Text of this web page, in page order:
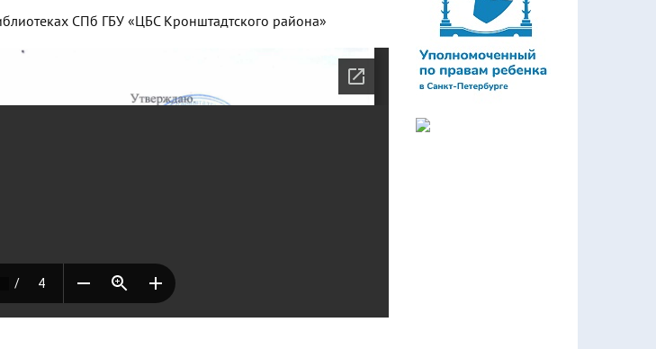
СПб ГБУ «ЦБС Кронштадтского района»